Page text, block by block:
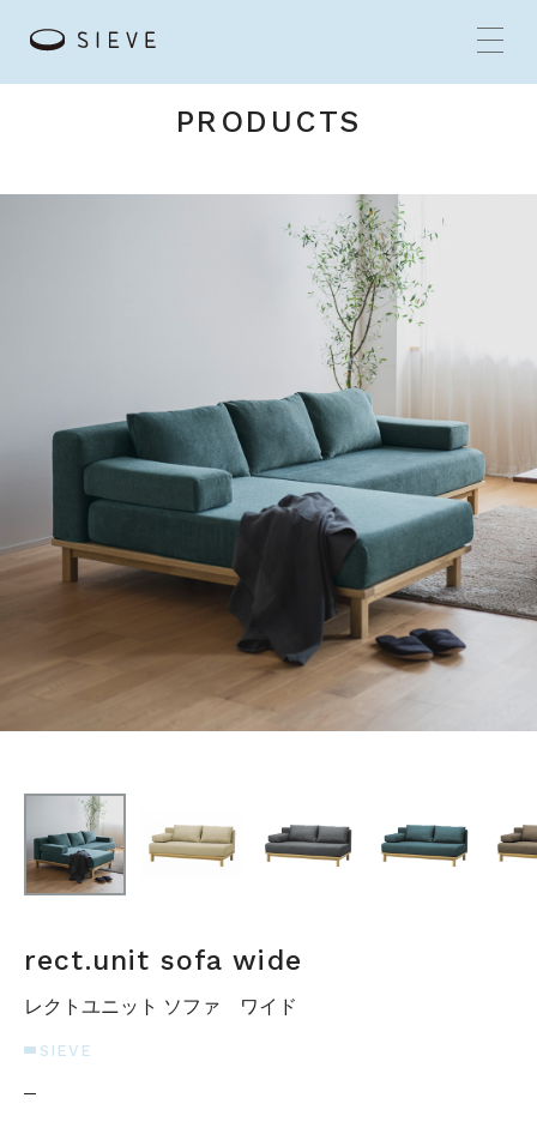
HOME
NEWS
SHOP
CATALOG
ONLINE STORE
SIEVE group TOP
ONLINE STORE
PRODUCTS
rect.unit sofa wide
レクトユニット ソファ ワイド
SIEVE